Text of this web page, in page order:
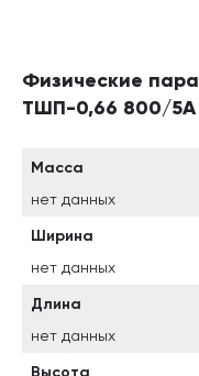
Физические
ТШП-0,66 800/5А
Масса
нет данных
Ширина
нет данных
Длина
нет данных
Высота